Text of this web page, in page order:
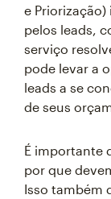
e
pelos leads,
serviço
pode levar a
leads a se
de seus
É importante
por que
Isso também